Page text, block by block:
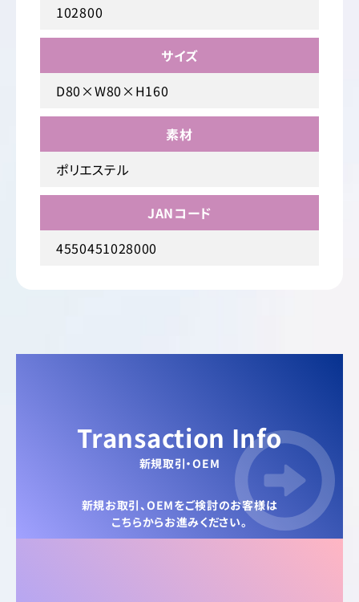
102800
サイズ
D80×W80×H160
素材
ポリエステル
JANコード
4550451028000
Transaction Info
新規取引・OEM
新規お取引、OEMをご検討のお客様は
こちらからお進みください。